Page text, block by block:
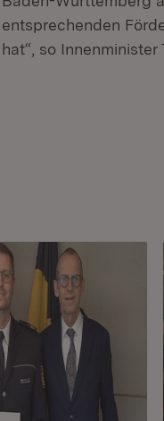
entsprechenden
hat“, so Innenminister